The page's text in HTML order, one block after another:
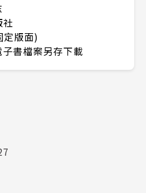
社
定版面)
書檔案另存下載